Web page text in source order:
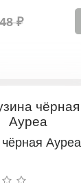
₽
Ауреа